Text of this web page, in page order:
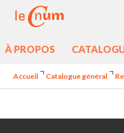
À PROPOS
Accueil Catalogue général